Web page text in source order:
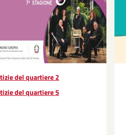
del quartiere 2
del quartiere 5